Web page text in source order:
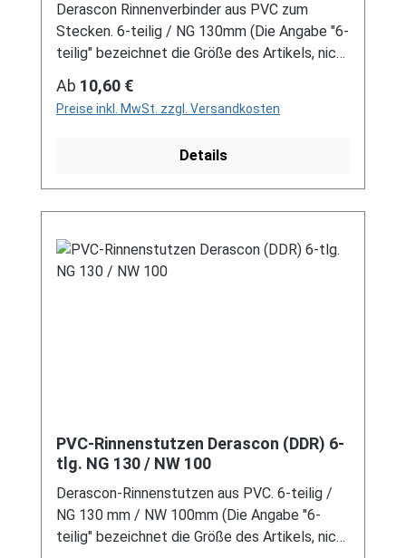
Derascon Rinnenverbinder aus PVC zum
Stecken. 6-teilig / NG 130mm (Die Angabe "6-
teilig" bezeichnet die Größe des Artikels, nicht
die Stückzahl!) Farben: grau / braun Bei der
Installation von Rinnenelemente zum Stecken
ist immer ein Gleitmittel notwendig, um das
vermeiden! Für DDR-Dachrinne Es handelt
modernen Systemen nicht kompatibel ist. Bei
Fragen stehen wir gerne auch telefonische für
Regulärer Preis:
Ab 10,60 €
Preise inkl. MwSt. zzgl. Versandkosten
Details
PVC-Rinnenstutzen Derascon (DDR) 6-
tlg. NG 130 / NW 100
Derascon-Rinnenstutzen aus PVC. 6-teilig /
NG 130 mm / NW 100mm (Die Angabe "6-
teilig" bezeichnet die Größe des Artikels, nicht